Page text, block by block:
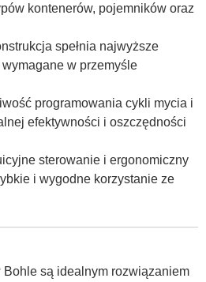
kontenerów, pojemników oraz
spełnia najwyższe
w przemyśle
programowania cykli mycia i
efektywności i oszczędności
sterowanie i ergonomiczny
i wygodne korzystanie ze
są idealnym rozwiązaniem